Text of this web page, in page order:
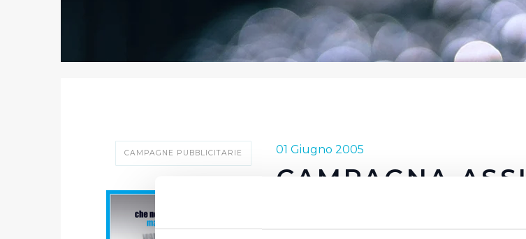
CAMPAGNE PUBBLICITARIE 01 Giugno 2005
CAMPAGNA